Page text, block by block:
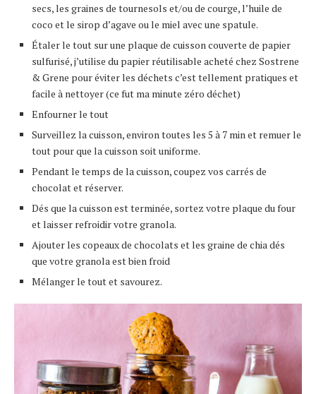
secs, les graines de tournesols et/ou de courge, l’huile de
coco et le sirop d’agave ou le miel avec une spatule.
Étaler le tout sur une plaque de cuisson couverte de papier
sulfurisé, j’utilise du papier réutilisable acheté chez Sostrene
& Grene pour éviter les déchets c’est tellement pratiques et
facile à nettoyer (ce fut ma minute zéro déchet)
Enfourner le tout
Surveillez la cuisson, environ toutes les 5 à 7 min et remuer le
tout pour que la cuisson soit uniforme.
Pendant le temps de la cuisson, coupez vos carrés de
chocolat et réserver.
Dés que la cuisson est terminée, sortez votre plaque du four
et laisser refroidir votre granola.
Ajouter les copeaux de chocolats et les graine de chia dés
que votre granola est bien froid
Mélanger le tout et savourez.